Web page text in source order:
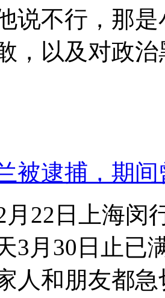
说不行，那
，以及对政
被逮捕，期
月22日上海
3月30日止已
人和朋友都